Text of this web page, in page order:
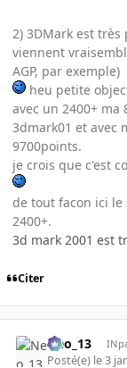
2) 3DMark est très
viennent
AGP, par exemple)
heu petite
avec un 2400+ ma
3dmark01 et avec
9700points.
je crois que c'est
de tout facon ici
2400+.
3d mark 2001 est
Citer
Neo_13
Posté(e) le 3